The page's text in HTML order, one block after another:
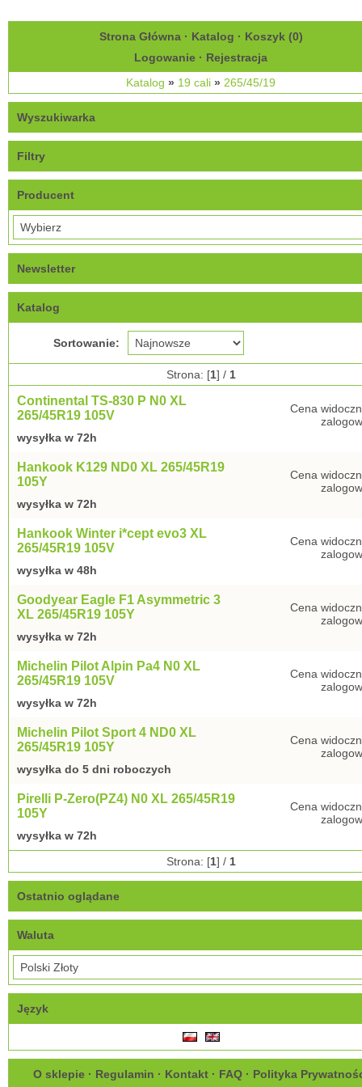
Strona Główna· Katalog · Koszyk (0)
Logowanie · Rejestracja
Katalog » 19 cali » 265/45/19
Wyszukiwarka
Filtry
Producent
Newsletter
Katalog
Sortowanie:
Strona: [1] / 1
Continental TS-830 P N0 XL
265/45R19 105V
wysyłka w 72h
Cena
Hankook K129 ND0 XL 265/45R19
105Y
wysyłka w 72h
Cena
Hankook Winter i*cept evo3 XL
265/45R19 105V
wysyłka w 48h
Cena
Goodyear Eagle F1 Asymmetric 3
XL 265/45R19 105Y
wysyłka w 72h
Cena
Michelin Pilot Alpin Pa4 N0 XL
265/45R19 105V
wysyłka w 72h
Cena
Michelin Pilot Sport 4 ND0 XL
265/45R19 105Y
wysyłka do 5 dni roboczych
Cena
Pirelli P-Zero(PZ4) N0 XL 265/45R19
105Y
wysyłka w 72h
Cena
Strona: [1] / 1
Ostatnio oglądane
Waluta
Język
O sklepie · Regulamin · Kontakt · FAQ · Polityka